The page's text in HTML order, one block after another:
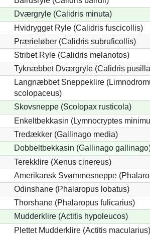
Dværgryle (Calidris minuta)
Hvidrygget Ryle (Calidris fuscicollis)
Prærieløber (Calidris subruficollis)
Stribet Ryle (Calidris melanotos)
Tyknæbbet Dværgryle (Calidris
Langnæbbet Sneppeklire
scolopaceus)
Skovsneppe (Scolopax rusticola)
Enkeltbekkasin (Lymnocryptes
Tredækker (Gallinago media)
Dobbeltbekkasin (Gallinago
Terekklire (Xenus cinereus)
Amerikansk Svømmesneppe
Odinshane (Phalaropus lobatus)
Thorshane (Phalaropus fulicarius)
Mudderklire (Actitis hypoleucos)
Plettet Mudderklire (Actitis macularius)